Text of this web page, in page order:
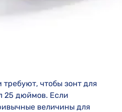
чтобы зонт для
25 дюймов. Если
величины для